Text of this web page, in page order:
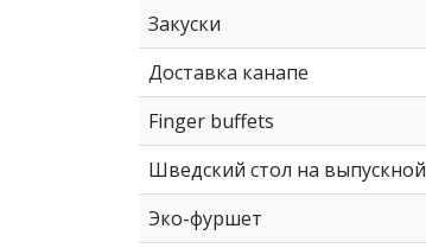
Закуски
Доставка канапе
Finger buffets
Шведский стол на выпускной
Эко-фуршет